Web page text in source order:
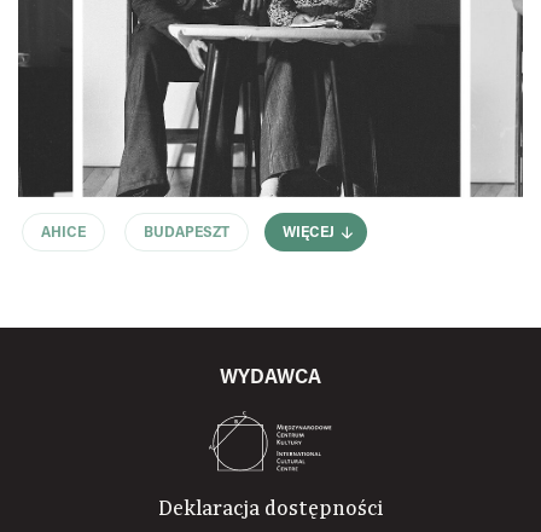
AHICE BUDAPESZT WIĘCEJ
WYDAWCA
Deklaracja dostępności